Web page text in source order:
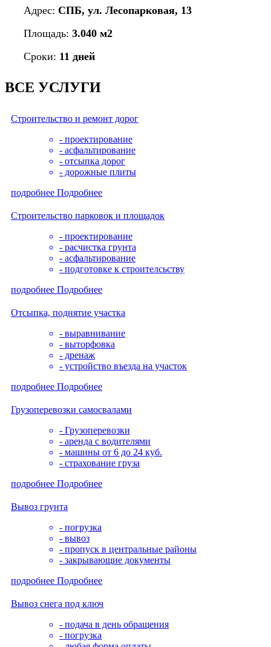
Адрес: СПБ, ул. Лесопарковая, 13
Площадь: 3.040 м2
Сроки: 11 дней
ВСЕ УСЛУГИ
Строительство и ремонт дорог
- проектирование
- асфальтирование
- отсыпка дорог
- дорожные плиты
подробнее Подробнее
Строительство парковок и площадок
- проектирование
- расчистка грунта
- асфальтирование
- подготовке к строителсьству
подробнее Подробнее
Отсыпка, поднятие участка
- выравнивание
- выторфовка
- дренаж
- устройство въезда на участок
подробнее Подробнее
Грузоперевозки самосвалами
- Грузоперевозки
- аренда с водителями
- машины от 6 до 24 куб.
- страхование груза
подробнее Подробнее
Вывоз грунта
- погрузка
- вывоз
- пропуск в центральные районы
- закрывающие документы
подробнее Подробнее
Вывоз снега под ключ
- подача в день обращения
- погрузка